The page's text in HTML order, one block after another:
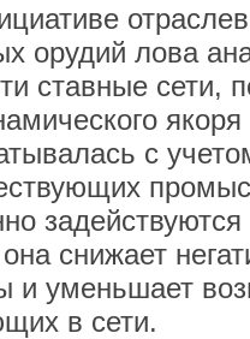
орудий лова
ставные сети,
с
снижает
и уменьшает
в сети.